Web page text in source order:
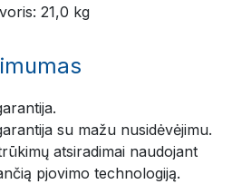
21,0 kg
su mažu nusidėvėjimu.
atsiradimai naudojant
pjovimo technologiją.